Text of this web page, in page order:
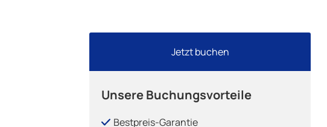
Jetzt buchen
Unsere Buchungsvorteile
Bestpreis-Garantie